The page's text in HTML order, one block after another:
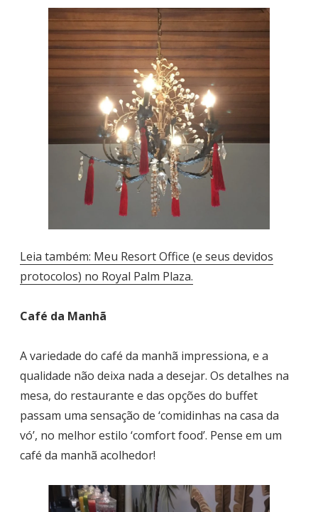
Leia também: Meu Resort Office (e seus devidos
protocolos) no Royal Palm Plaza.
Café da Manhã
A variedade do café da manhã impressiona, e a
qualidade não deixa nada a desejar. Os detalhes na
mesa, do restaurante e das opções do buffet
passam uma sensação de ‘comidinhas na casa da
vó’, no melhor estilo ‘comfort food’. Pense em um
café da manhã acolhedor!